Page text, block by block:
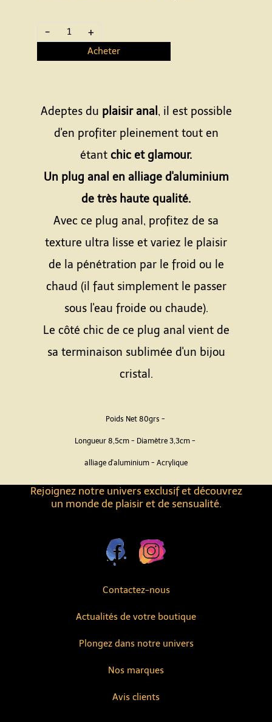
Contactez-nous
Actualités de votre boutique
Avis clients
Nos marques
Rejoignez notre univers exclusif et découvrez
un monde de plaisir et de sensualité.
Plongez dans notre univers
- +
Acheter
Adeptes du plaisir anal , il est possible
d'en profiter pleinement tout en
étant chic et glamour.
Un plug anal en alliage d'aluminium
de très haute qualité.
Avec ce plug anal, profitez de sa
texture ultra lisse et variez le plaisir
de la pénétration par le froid ou le
chaud (il faut simplement le passer
sous l'eau froide ou chaude).
Le côté chic de ce plug anal vient de
sa terminaison sublimée d'un bijou
cristal.
Poids Net 80grs -
Longueur 8,5cm - Diamètre 3,3cm -
alliage d'aluminium - Acrylique